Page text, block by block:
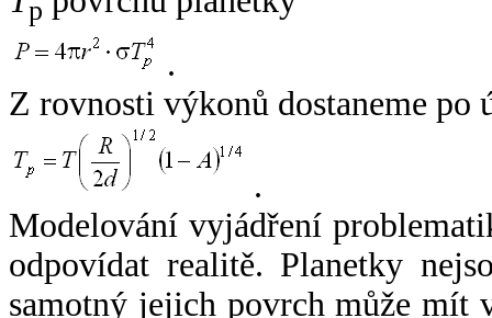
p
.
Z rovnosti výkonů dostaneme po
.
Modelování vyjádření
odpovídat realitě. Planetky
samotný jejich povrch může mít